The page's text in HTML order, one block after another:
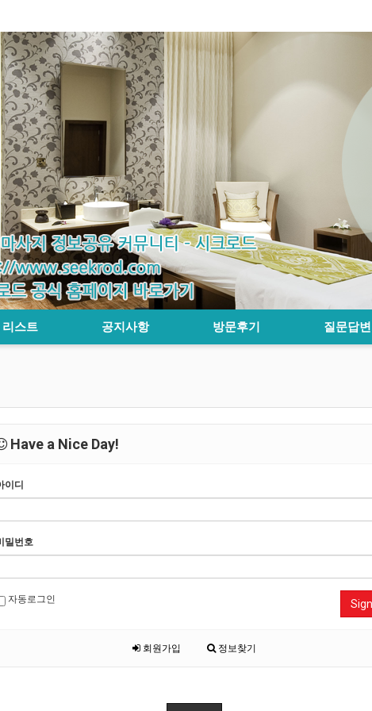
스트 공지사항 방문후기 질문답변
Have a Nice Day!
이디
밀번호
자동로그인
회원가입 정보찾기